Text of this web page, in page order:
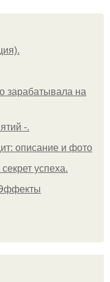
зарабатывала на
-.
описание и фото
успеха.